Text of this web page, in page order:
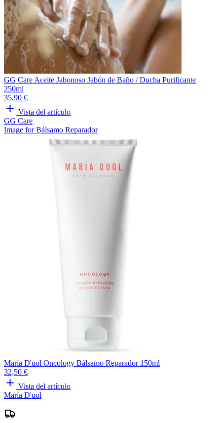
GG Care Aceite Jabonoso Jabón de Baño / Ducha Purificante
250ml
35,90 €
Vista del artículo
GG Care
Image for Bálsamo Reparador
María D'uol Oncology Bálsamo Reparador 150ml
32,50 €
Vista del artículo
María D'uol